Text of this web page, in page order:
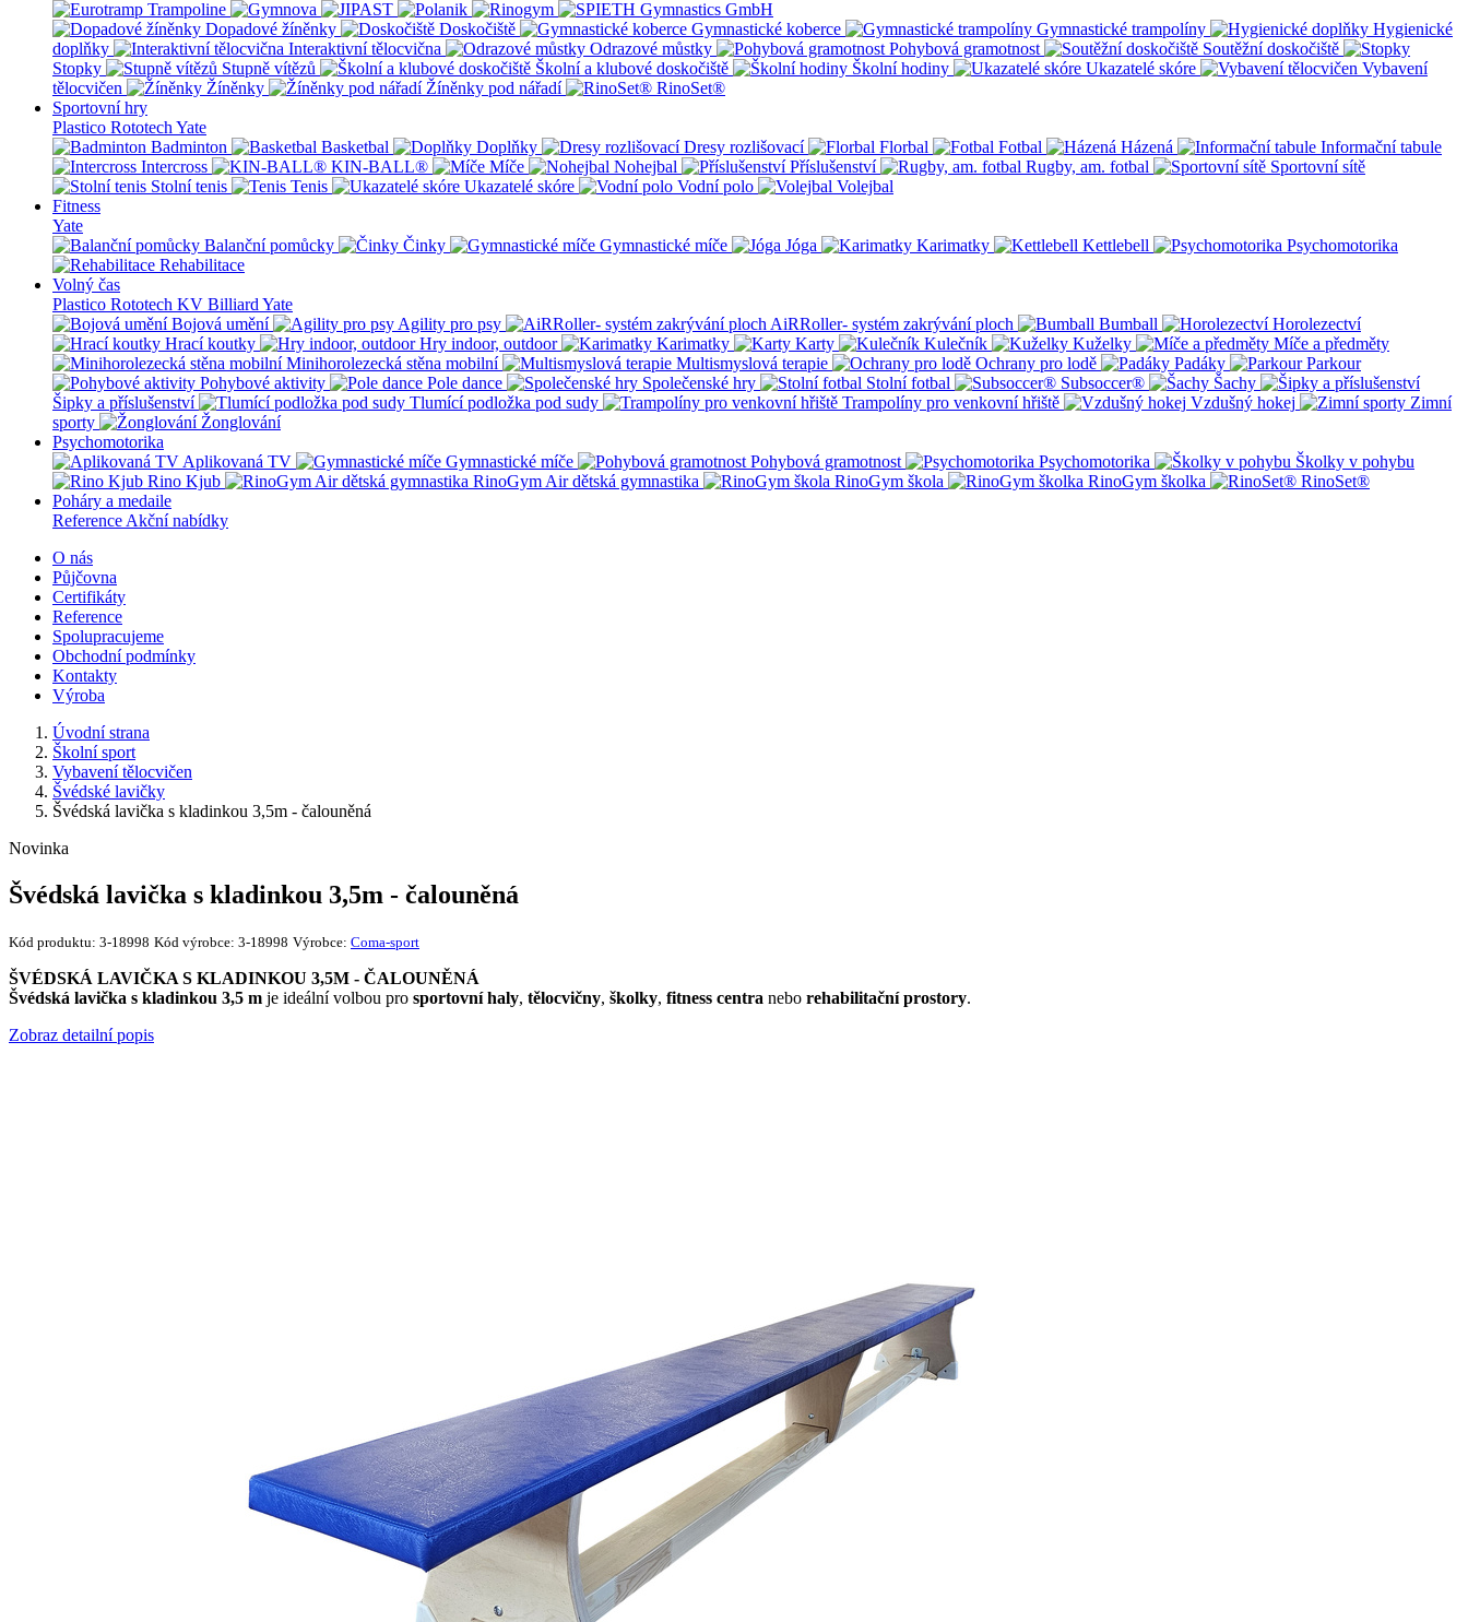
Dopadové žíněnky Doskočiště Gymnastické koberce Gymnastické trampolíny
Hygienické
doplňky
Interaktivní tělocvična Odrazové můstky Pohybová gramotnost
Soutěžní doskočiště
Stopky
Stupně vítězů Školní a klubové doskočiště Školní hodiny Ukazatelé skóre
Vybavení
tělocvičen
Žíněnky Žíněnky pod nářadí
RinoSet®
Sportovní hry
Plastico Rototech Yate
Badminton
Basketbal Doplňky Dresy rozlišovací Florbal Fotbal Házená
Informační tabule
Intercross
KIN-BALL® Míče Nohejbal Příslušenství Rugby, am. fotbal
Sportovní sítě
Stolní tenis
Tenis Ukazatelé skóre Vodní polo
Volejbal
Fitness
Yate
Balanční pomůcky
Činky Gymnastické míče Jóga Karimatky Kettlebell
Psychomotorika
Rehabilitace
Volný čas
Plastico Rototech KV Billiard Yate
Bojová umění
Agility pro psy AiRRoller- systém zakrývání ploch Bumball
Horolezectví
Hrací koutky
Hry indoor, outdoor Karimatky Karty Kulečník Kuželky
Míče a předměty
Minihorolezecká stěna mobilní
Multismyslová terapie Ochrany pro lodě Padáky
Parkour
Pohybové aktivity
Pole dance Společenské hry Stolní fotbal Subsoccer®
Šachy
Šipky a příslušenství
Tlumící podložka pod sudy Trampolíny pro venkovní hřiště Vzdušný hokej
Zimní
sporty
Žonglování
Psychomotorika
Aplikovaná TV
Gymnastické míče Pohybová gramotnost Psychomotorika
Školky v pohybu
Rino Kjub
RinoGym Air dětská gymnastika RinoGym škola RinoGym školka
RinoSet®
Poháry a medaile
Reference Akční nabídky
O nás
Půjčovna
Certifikáty
Reference
Spolupracujeme
Obchodní podmínky
Kontakty
Výroba
Úvodní strana
Školní sport
Vybavení tělocvičen
Švédské lavičky
Švédská lavička s kladinkou 3,5m - čalouněná
Novinka
Švédská lavička s kladinkou 3,5m - čalouněná
Kód produktu: 3-18998 Kód výrobce: 3-18998 Výrobce: Coma-sport
ŠVÉDSKÁ LAVIČKA S KLADINKOU 3,5M - ČALOUNĚNÁ
Švédská lavička s kladinkou 3,5 m je ideální volbou pro sportovní haly, tělocvičny, školky, fitness centra nebo rehabilitační prostory.
Zobraz detailní popis